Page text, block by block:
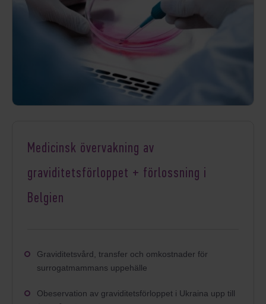
Medicinsk övervakning av
graviditetsförloppet + förlossning i
Belgien
Graviditetsvård, transfer och omkostnader för
surrogatmammans uppehälle
Obeservation av graviditetsförloppet i Ukraina upp till